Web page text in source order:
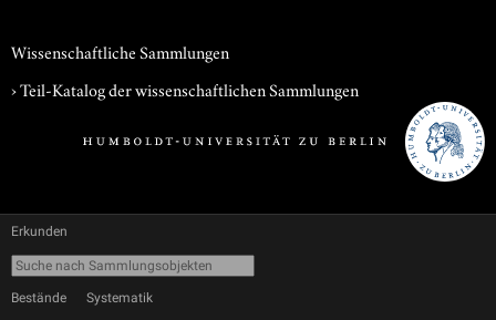
Wissenschaftliche Sammlungen
› Teil-Katalog der wissenschaftlichen Sammlungen
Erkunden
Bestände Systematik